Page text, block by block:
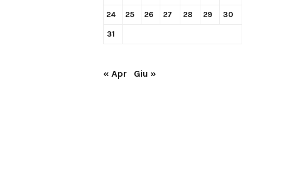
24 25 26 27 28 29 30
31
« Apr Giu »